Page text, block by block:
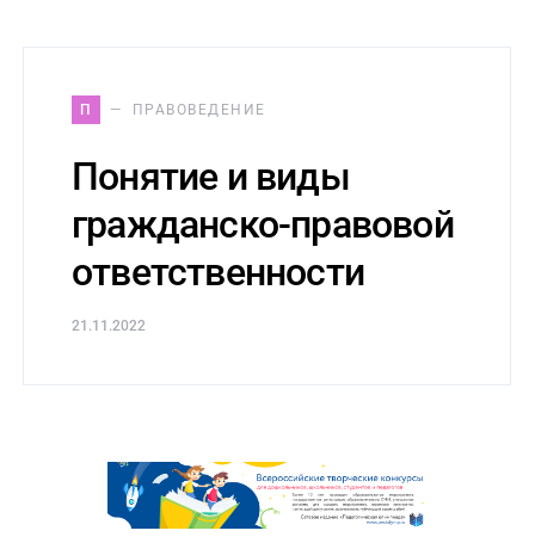
П ПРАВОВЕДЕНИЕ
Понятие и виды
гражданско-правовой
ответственности
21.11.2022